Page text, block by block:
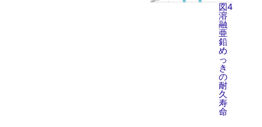
図4
溶
融
亜
鉛
め
っ
き
の
耐
久
寿
命